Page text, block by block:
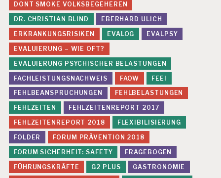
DONT SMOKE VOLKSBEGEHEREN
DR. CHRISTIAN BLIND
EBERHARD ULICH
ERKRANKUNGSRISIKEN
EVALOG
EVALPSY
EVALUIERUNG – WIE OFT?
EVALUIERUNG PSYCHISCHER BELASTUNGEN
FACHLEISTUNGSNACHWEIS
FAOW
FEEI
FEHLBEANSPRUCHUNGEN
FEHLBELASTUNGEN
FEHLZEITEN
FEHLZEITENREPORT 2017
FEHLZEITENREPORT 2018
FLEXIBILISIERUNG
FOLDER
FORUM PRÄVENTION 2018
FORUM SICHERHEIT: SAFETY
FRAGEBOGEN
FÜHRUNGSKRÄFTE
G2 PLUS
GASTRONOMIE